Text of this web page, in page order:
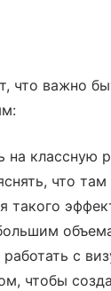
что важно
классную
что там
такого
с
чтобы